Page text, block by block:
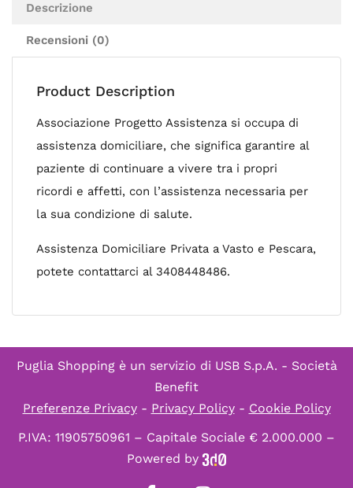
Descrizione
Recensioni (0)
Product Description
Associazione Progetto Assistenza si occupa di
assistenza domiciliare, che significa garantire al
paziente di continuare a vivere tra i propri
ricordi e affetti, con l’assistenza necessaria per
la sua condizione di salute.
Assistenza Domiciliare Privata a Vasto e Pescara,
potete contattarci al 3408448486.
Puglia Shopping è un servizio di USB S.p.A. - Società
Benefit
Preferenze Privacy- Privacy Policy- Cookie Policy
P.IVA: 11905750961 – Capitale Sociale € 2.000.000 –
Powered by